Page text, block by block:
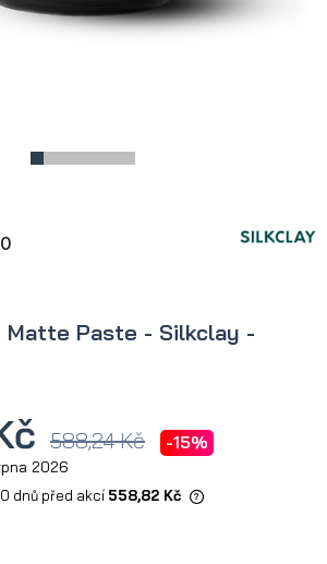
Matte Paste - Silkclay -
588,24 Kč -15%
2026
dnů před akcí 558,82 Kč
prodáván méně
zobrazuje se nejnižší